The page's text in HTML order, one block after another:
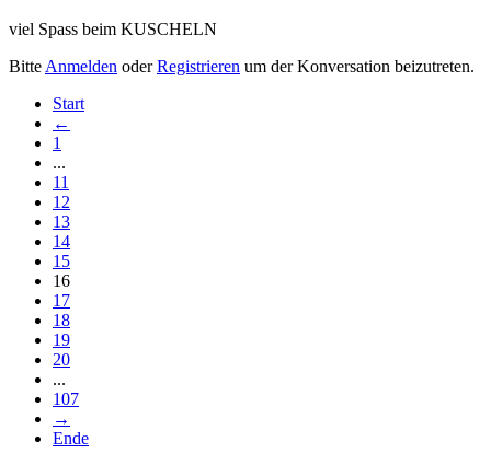
viel Spass beim KUSCHELN
Bitte Anmelden oderRegistrieren um der Konversation beizutreten.
Start
←
1
...
11
12
13
14
15
16
17
18
19
20
...
107
→
Ende